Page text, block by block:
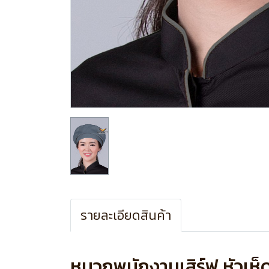
รายละเอียดสินค้า